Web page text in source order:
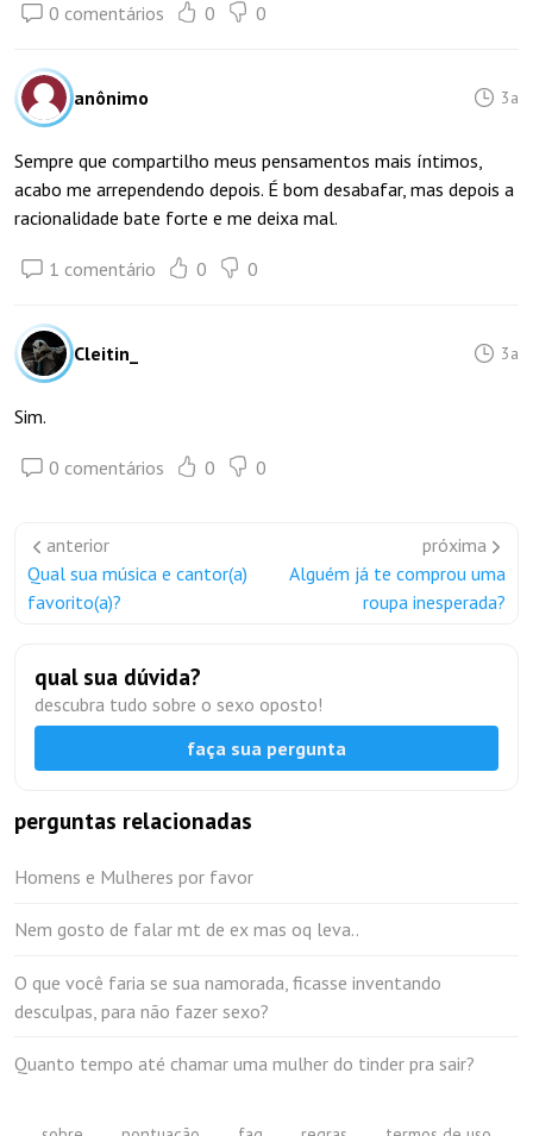
0 comentários 0 0
anônimo 3a
Sempre que compartilho meus pensamentos mais íntimos,
acabo me arrependendo depois. É bom desabafar, mas depois a
racionalidade bate forte e me deixa mal.
1 comentário 0 0
Cleitin_ 3a
Sim.
0 comentários 0 0
anterior
Qual sua música e cantor(a)
favorito(a)?
próxima
Alguém já te comprou uma
roupa inesperada?
qual sua dúvida?
descubra tudo sobre o sexo oposto!
faça sua pergunta
perguntas relacionadas
Homens e Mulheres por favor
Nem gosto de falar mt de ex mas oq leva..
O que você faria se sua namorada, ficasse inventando
desculpas, para não fazer sexo?
Quanto tempo até chamar uma mulher do tinder pra sair?